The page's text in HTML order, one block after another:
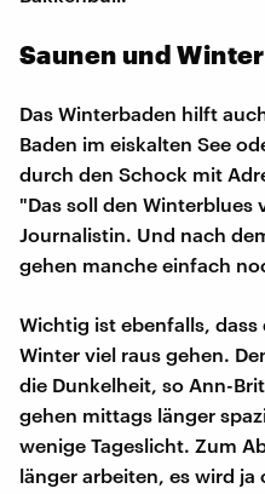
Saunen und
Das Winterbaden hilft
Baden im eiskalten See
durch den Schock mit
"Das soll den Winterblues
Journalistin. Und nach
gehen manche einfach
Wichtig ist ebenfalls,
Winter viel raus gehen.
die Dunkelheit, so Ann-
gehen mittags länger
wenige Tageslicht. Zum
länger arbeiten, es wird